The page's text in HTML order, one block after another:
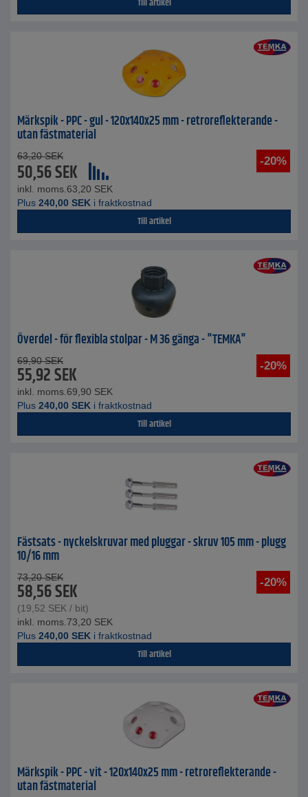
Märkspik - PPC - gul - 120x140x25 mm - retroreflekterande -
utan fästmaterial
-20%
63,20 SEK
50,56SEK
inkl. moms. 63,20 SEK
Plus 240,00 SEK i fraktkostnad
Till artikel
Överdel - för flexibla stolpar - M 36 gänga - "TEMKA"
-20%
69,90 SEK
55,92SEK
inkl. moms. 69,90 SEK
Plus 240,00 SEK i fraktkostnad
Till artikel
Fästsats - nyckelskruvar med pluggar - skruv 105 mm - plugg
10/16 mm
-20%
73,20 SEK
58,56SEK
(19,52 SEK / bit)
inkl. moms. 73,20 SEK
Plus 240,00 SEK i fraktkostnad
Till artikel
Märkspik - PPC - vit - 120x140x25 mm - retroreflekterande -
utan fästmaterial